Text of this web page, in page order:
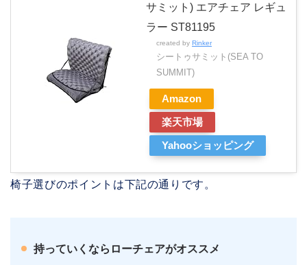
サミット) エアチェア レギュ
ラー ST81195
created by Rinker
シートゥサミット(SEA TO
SUMMIT)
Amazon
楽天市場
Yahooショッピング
椅子選びのポイントは下記の通りです。
持っていくならローチェアがオススメ